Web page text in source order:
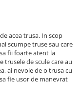
acea trusa. In scop
scumpe truse sau care
fii foarte atent la
de scule care au
ai nevoie de o trusa cu
fie usor de manevrat